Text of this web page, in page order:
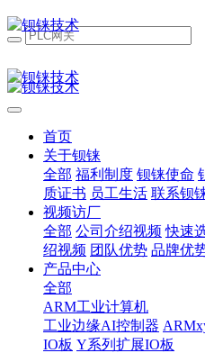
首页
关于钡铼
全部 福利制度 钡铼使命
质证书 员工生活 联系钡
视频访厂
全部 公司介绍视频 快速
绍视频 团队优势 品牌优
产品中心
全部
ARM工业计算机
工业边缘AI控制器
IO板 Y系列扩展IO板